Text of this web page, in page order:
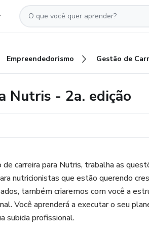
Empreendedorismo
Nutris - 2a. edição
de carreira para Nutris, trabalha as
nutricionistas que estão querendo
também criaremos com você a
Você aprenderá a executar o seu
subida profissional.